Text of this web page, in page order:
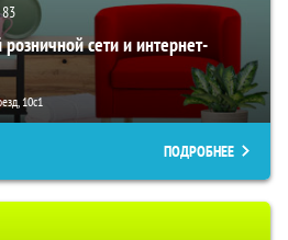
83
сети и интернет-
10с1
ПОДРОБНЕЕ